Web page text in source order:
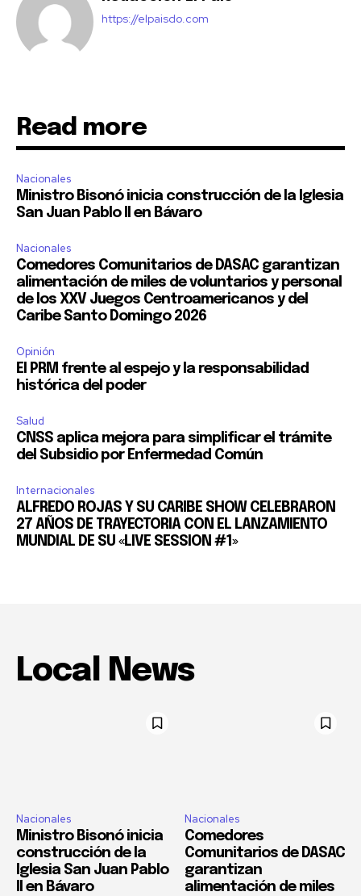
https://elpaisdo.com
Read more
Nacionales
Ministro Bisonó inicia construcción de la Iglesia
San Juan Pablo II en Bávaro
Nacionales
Comedores Comunitarios de DASAC garantizan
alimentación de miles de voluntarios y personal
de los XXV Juegos Centroamericanos y del
Caribe Santo Domingo 2026
Opinión
El PRM frente al espejo y la responsabilidad
histórica del poder
Salud
CNSS aplica mejora para simplificar el trámite
del Subsidio por Enfermedad Común
Internacionales
ALFREDO ROJAS Y SU CARIBE SHOW CELEBRARON
27 AÑOS DE TRAYECTORIA CON EL LANZAMIENTO
MUNDIAL DE SU «LIVE SESSION #1»
Local News
Nacionales
Ministro Bisonó inicia
construcción de la
Iglesia San Juan Pablo
II en Bávaro
Nacionales
Comedores
Comunitarios de DASAC
garantizan
alimentación de miles